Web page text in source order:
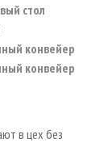
стол
конвейер
конвейер
в цех без